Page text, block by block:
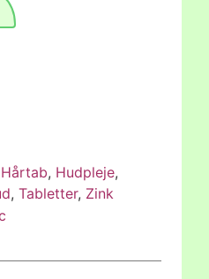
Hårtab, Hudpleje,
,Tabletter, Zink